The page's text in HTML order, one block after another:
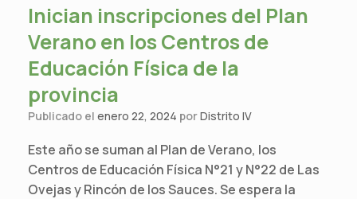
Inician inscripciones del Plan
Verano en los Centros de
Educación Física de la
provincia
Publicado el enero 22, 2024 porDistrito IV
Este año se suman al Plan de Verano, los
Centros de Educación Física N°21 y N°22 de Las
Ovejas y Rincón de los Sauces. Se espera la